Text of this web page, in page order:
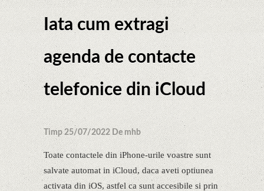
Iata cum extragi
agenda de contacte
telefonice din iCloud
Timp 25/07/2022 De mhb
Toate contactele din iPhone-urile voastre sunt
salvate automat in iCloud, daca aveti optiunea
activata din iOS, astfel ca sunt accesibile si prin